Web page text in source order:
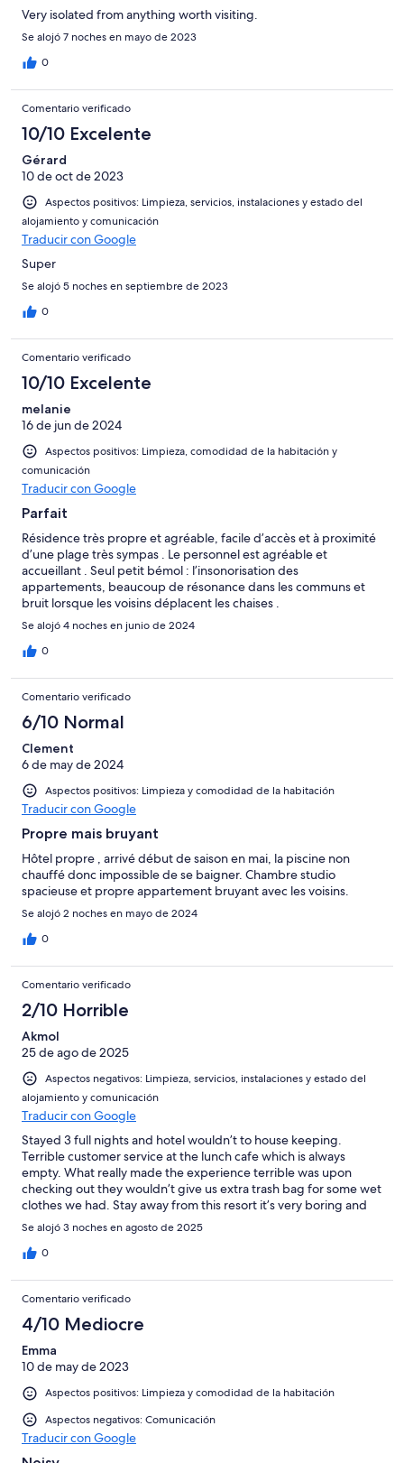
Very isolated from anything worth visiting.
Se alojó 7 noches en mayo de 2023
0
Comentario verificado
10/10 Excelente
Gérard
10 de oct de 2023
Aspectos positivos: Limpieza, servicios, instalaciones y estado del
alojamiento y comunicación
Traducir con Google
Super
Se alojó 5 noches en septiembre de 2023
0
Comentario verificado
10/10 Excelente
melanie
16 de jun de 2024
Aspectos positivos: Limpieza, comodidad de la habitación y
comunicación
Traducir con Google
Parfait
Résidence très propre et agréable, facile d’accès et à proximité
d’une plage très sympas . Le personnel est agréable et
accueillant . Seul petit bémol : l’insonorisation des
appartements, beaucoup de résonance dans les communs et
bruit lorsque les voisins déplacent les chaises .
Se alojó 4 noches en junio de 2024
0
Comentario verificado
6/10 Normal
Clement
6 de may de 2024
Aspectos positivos: Limpieza y comodidad de la habitación
Traducir con Google
Propre mais bruyant
Hôtel propre , arrivé début de saison en mai, la piscine non
chauffé donc impossible de se baigner. Chambre studio
spacieuse et propre appartement bruyant avec les voisins.
Se alojó 2 noches en mayo de 2024
0
Comentario verificado
2/10 Horrible
Akmol
25 de ago de 2025
Aspectos negativos: Limpieza, servicios, instalaciones y estado del
alojamiento y comunicación
Traducir con Google
Stayed 3 full nights and hotel wouldn’t to house keeping.
Terrible customer service at the lunch cafe which is always
empty. What really made the experience terrible was upon
checking out they wouldn’t give us extra trash bag for some wet
clothes we had. Stay away from this resort it’s very boring and
miserable staff. I had stayed in menorca 6 times coming from
NYC as it’s our family favorite travel place.
Se alojó 3 noches en agosto de 2025
0
Comentario verificado
4/10 Mediocre
Emma
10 de may de 2023
Aspectos positivos: Limpieza y comodidad de la habitación
Aspectos negativos: Comunicación
Traducir con Google